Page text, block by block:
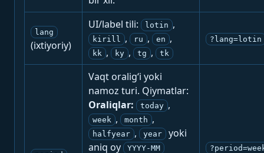
lang
(ixtiyoriy)
UI/label tili: lotin ,
kirill , ru , en ,
kk , ky , tg , tk
?lang=lotin
Vaqt oralig‘i yoki
namoz turi. Qiymatlar:
Oraliqlar:
today ,
week , month ,
halfyear , year
yoki
aniq oy
YYYY-MM